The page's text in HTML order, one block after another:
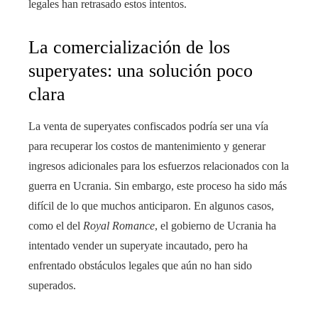
legales han retrasado estos intentos.
La comercialización de los
superyates: una solución poco
clara
La venta de superyates confiscados podría ser una vía
para recuperar los costos de mantenimiento y generar
ingresos adicionales para los esfuerzos relacionados con la
guerra en Ucrania. Sin embargo, este proceso ha sido más
difícil de lo que muchos anticiparon. En algunos casos,
como el del Royal Romance, el gobierno de Ucrania ha
intentado vender un superyate incautado, pero ha
enfrentado obstáculos legales que aún no han sido
superados.